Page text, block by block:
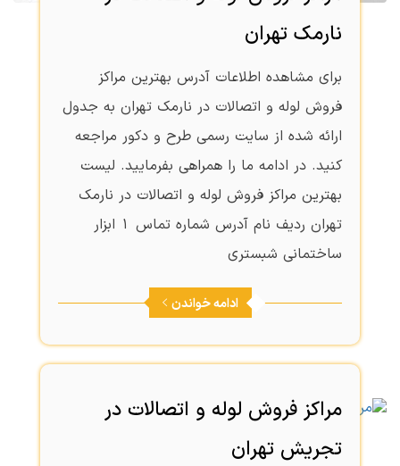
نارمک تهران
برای مشاهده اطلاعات آدرس بهترین مراکز
فروش لوله و اتصالات در نارمک تهران به جدول
ارائه شده از سایت رسمی طرح و دکور مراجعه
کنید. در ادامه ما را همراهی بفرمایید. لیست
بهترین مراکز فروش لوله و اتصالات در نارمک
تهران ردیف نام آدرس شماره تماس 1 ابزار
ساختمانی شبستری
ادامه خواندن
مراکز فروش لوله و اتصالات در
تجریش تهران